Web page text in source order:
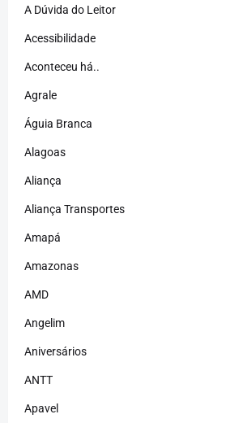
A Dúvida do Leitor
Acessibilidade
Aconteceu há..
Agrale
Águia Branca
Alagoas
Aliança
Aliança Transportes
Amapá
Amazonas
AMD
Angelim
Aniversários
ANTT
Apavel